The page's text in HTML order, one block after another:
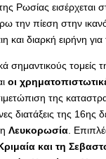
Ρωσίας εισέρχεται
την πίεση στην
και διαρκή ειρήνη
τομείς
οι
της
διατάξεις της 16ης
Λευκορωσία .
και τη